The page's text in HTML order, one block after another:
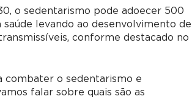
o sedentarismo pode adoecer 500
levando ao desenvolvimento de
conforme destacado no
combater o sedentarismo e
falar sobre quais são as